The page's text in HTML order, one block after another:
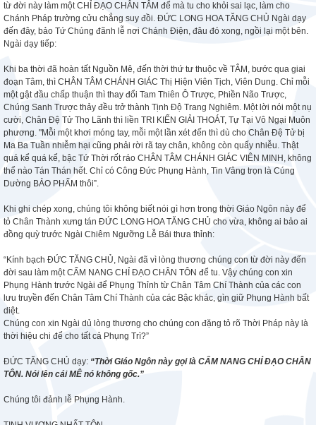
từ đời này làm một CHỈ ĐẠO CHÂN TÂM để mà tu cho khỏi sai lạc, làm cho
Chánh Pháp trường cửu chẳng suy đồi. ĐỨC LONG HOA TĂNG CHỦ Ngài dạy
đến đây, bảo Tứ Chúng đãnh lễ nơi Chánh Điện, đâu đó xong, ngồi lại một bên.
Ngài dạy tiếp:
Khi ba thời đã hoàn tất Nguồn Mê, đến thời thứ tư thuộc về TÂM, bước qua giai
đoạn Tâm, thì CHÂN TÂM CHÁNH GIÁC Thị Hiện Viên Tịch, Viên Dung. Chỉ mỗi
một gật đầu chấp thuận thì thay đổi Tam Thiên Ô Trược, Phiền Não Trược,
Chúng Sanh Trược thảy đều trở thành Tịnh Độ Trang Nghiêm. Một lời nói một nụ
cười, Chân Đệ Tử Thọ Lãnh thì liền TRI KIẾN GIẢI THOÁT, Tự Tại Vô Ngại Muôn
phương. "Mỗi một khơi móng tay, mỗi một lần xét đến thì dù cho Chân Đệ Tử bị
Ma Ba Tuần nhiễm hại cũng phải rời rã tay chân, không còn quấy nhiễu. Thật
quá kể quá kể, bậc Tứ Thời rốt ráo CHÂN TÂM CHÁNH GIÁC VIÊN MINH, không
thể nào Tán Thán hết. Chỉ có Công Đức Phụng Hành, Tin Vâng trọn là Cúng
Dường BẢO PHẨM thôi”.
Khi ghi chép xong, chúng tôi không biết nói gì hơn trong thời Giáo Ngôn này để
tỏ Chân Thành xưng tán ĐỨC LONG HOA TĂNG CHỦ cho vừa, không ai bảo ai
đồng quỳ trước Ngài Chiêm Ngưỡng Lễ Bái thưa thỉnh:
“Kính bạch ĐỨC TĂNG CHỦ, Ngài đã vì lòng thương chúng con từ đời này đến
đời sau làm một CẨM NANG CHỈ ĐẠO CHÂN TÔN để tu. Vậy chúng con xin
Phụng Hành trước Ngài để Phụng Thỉnh từ Chân Tâm Chí Thành của các con
lưu truyền đến Chân Tâm Chí Thành của các Bậc khác, gìn giữ Phụng Hành bất
diệt.
Chúng con xin Ngài dủ lòng thương cho chúng con đặng tỏ rõ Thời Pháp này là
thời hiệu chi để cho tất cả Phụng Trì?”
ĐỨC TĂNG CHỦ dạy: “Thời Giáo Ngôn này gọi là CẨM NANG CHỈ ĐẠO CHÂN
TÔN. Nói lên cái MÊ nó không gốc.”
Chúng tôi đảnh lễ Phụng Hành.